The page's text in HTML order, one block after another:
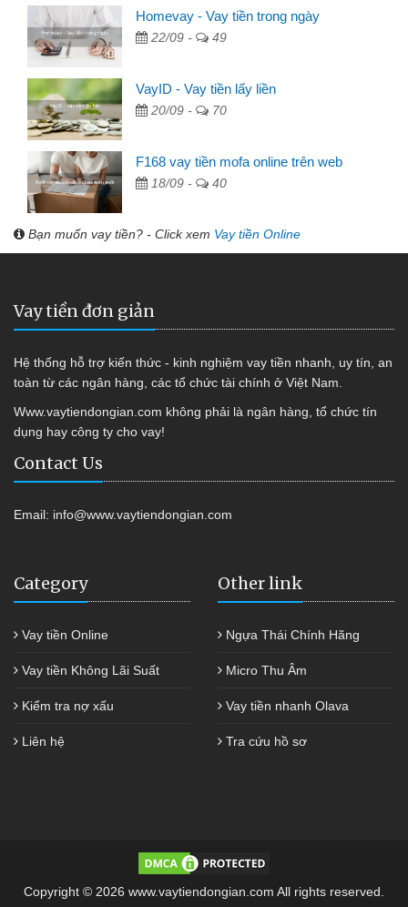
Homevay - Vay tiền trong ngày
22/09 - 49
VayID - Vay tiền lấy liền
20/09 - 70
F168 vay tiền mofa online trên web
18/09 - 40
Bạn muốn vay tiền? - Click xem Vay tiền Online
Vay tiền đơn giản
Hệ thống hỗ trợ kiến thức - kinh nghiệm vay tiền nhanh, uy tín, an
toàn từ các ngân hàng, các tổ chức tài chính ở Việt Nam.
Www.vaytiendongian.com không phải là ngân hàng, tổ chức tín
dụng hay công ty cho vay!
Contact Us
Email: info@www.vaytiendongian.com
Category
Vay tiền Online
Vay tiền Không Lãi Suất
Kiểm tra nợ xấu
Liên hệ
Other link
Ngựa Thái Chính Hãng
Micro Thu Âm
Vay tiền nhanh Olava
Tra cứu hồ sơ
Copyright © 2026 www.vaytiendongian.com All rights reserved.